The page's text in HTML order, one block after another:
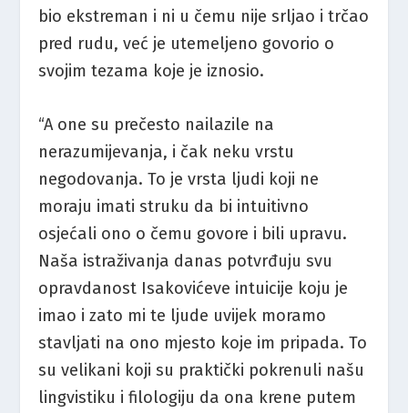
bio ekstreman i ni u čemu nije srljao i trčao
pred rudu, već je utemeljeno govorio o
svojim tezama koje je iznosio.
“A one su prečesto nailazile na
nerazumijevanja, i čak neku vrstu
negodovanja. To je vrsta ljudi koji ne
moraju imati struku da bi intuitivno
osjećali ono o čemu govore i bili upravu.
Naša istraživanja danas potvrđuju svu
opravdanost Isakovićeve intuicije koju je
imao i zato mi te ljude uvijek moramo
stavljati na ono mjesto koje im pripada. To
su velikani koji su praktički pokrenuli našu
lingvistiku i filologiju da ona krene putem